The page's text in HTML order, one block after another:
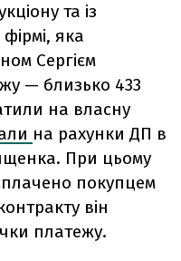
та із
яка
Сергієм
— близько 433
на власну
на рахунки ДП в
При цьому
покупцем
він
платежу.